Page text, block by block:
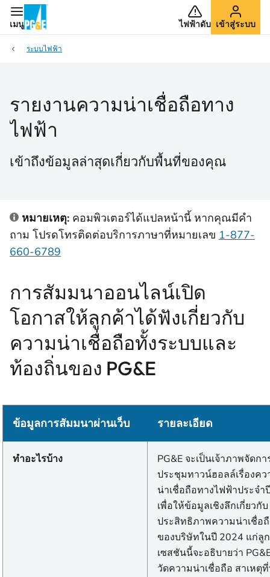
เมนู ไฟฟ้าดับ เข้าสู่ระบบ
ระบบไฟฟ้า
รายงานความน่าเชื่อถือทาง
ไฟฟ้า
เข้าถึงข้อมูลล่าสุดเกี่ยวกับพื้นที่ของคุณ
หมายเหตุ: คอมพิวเตอร์ได้แปลหน้านี้ หากคุณมีคํา
ถาม โปรดโทรติดต่อบริการภาษาที่หมายเลข 1-877-
660-6789
การสัมมนาออนไลน์เปิด
โอกาสให้ลูกค้าได้ฟังเกี่ยวกับ
ความน่าเชื่อถือทั้งระบบและ
ท้องถิ่นของ PG&E
ข้อมูลการสัมมนาผ่านเว็บ รายละเอียด
ทำอะไรบ้าง
PG&E จะเป็นเจ้าภาพจัดกา
ประชุมทาวน์ฮอลล์เรื่องคว
น่าเชื่อถือทางไฟฟ้าประจํา
เพื่อให้ข้อมูลเชิงลึกเกี่ยวกับ
ประสิทธิภาพความน่าเชื่อ
ของบริษัทในปี 2024 แก่ลู
เซสชันนี้จะอธิบายว่า
วัดความน่าเชื่อถือ สาเหตุ